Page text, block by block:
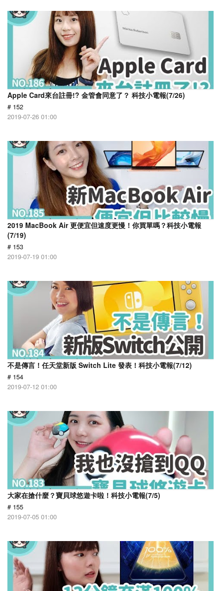
Apple Card來台註冊!? 金管會同意了？ 科技小電報(7/26)
# 152
2019-07-26 01:00
2019 MacBook Air 更便宜但速度更慢！你買單嗎？科技小電報
(7/19)
# 153
2019-07-19 01:00
不是傳言！任天堂新版 Switch Lite 發表！科技小電報(7/12)
# 154
2019-07-12 01:00
大家在搶什麼？寶貝球悠遊卡啦！科技小電報(7/5)
# 155
2019-07-05 01:00